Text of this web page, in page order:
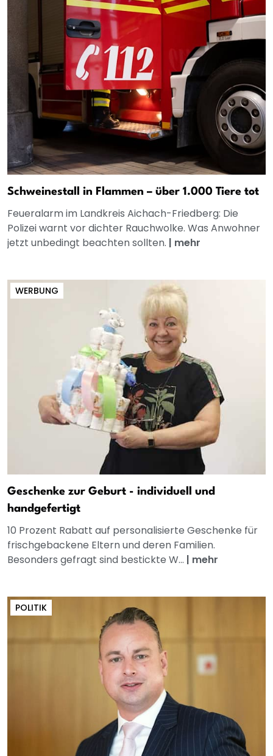
Schweinestall in Flammen – über 1.000 Tiere tot
Feueralarm im Landkreis Aichach-Friedberg: Die
Polizei warnt vor dichter Rauchwolke. Was Anwohner
jetzt unbedingt beachten sollten. | mehr
WERBUNG
Geschenke zur Geburt - individuell und
handgefertigt
10 Prozent Rabatt auf personalisierte Geschenke für
frischgebackene Eltern und deren Familien.
Besonders gefragt sind bestickte W... | mehr
POLITIK